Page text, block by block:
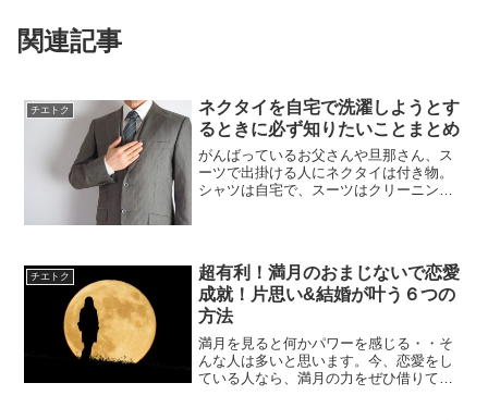
関連記事
チエトク
ネクタイを自宅で洗濯しようとす
るときに必ず知りたいことまとめ
がんばっているお父さんや旦那さん、ス
ーツで出掛ける人にネクタイは付き物。
シャツは自宅で、スーツはクリーニン
という発想は起きませんが、...
チエトク
超有利！満月のおまじないで恋愛
成就！片思い&結婚が叶う６つの
方法
満月を見ると何かパワーを感じる・・そ
んな人は多いと思います。今、恋愛をし
ている人なら、満月の力をぜひ借りて恋